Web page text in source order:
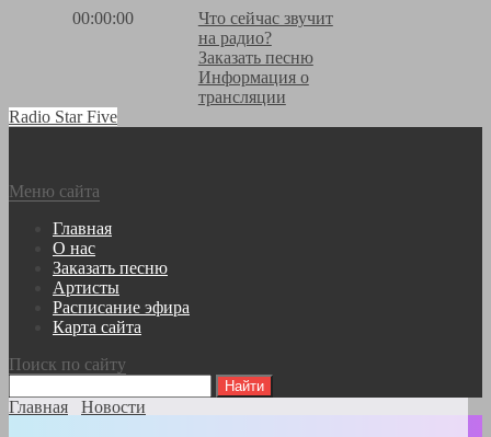
00:00:00
Что сейчас звучит
на радио?
Заказать песню
Информация о
трансляции
Radio Star Five
Меню сайта
Главная
О нас
Заказать песню
Артисты
Расписание эфира
Карта сайта
Поиск по сайту
Главная Новости